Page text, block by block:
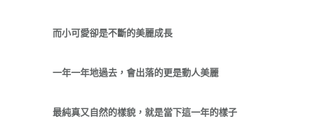
而小可愛卻是不斷的美麗成長
一年一年地過去，會出落的更是動人美麗
最純真又自然的樣貌，就是當下這一年的樣子